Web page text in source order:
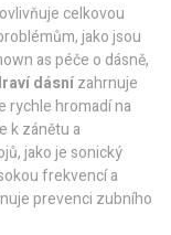
celkovou
jako jsou
aspéče o dásně,
dásnízahrnuje
rychle hromadí na
k zánětu a
jako je sonický
frekvencí a
prevenci zubního